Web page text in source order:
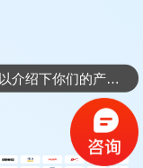
可以介绍下你们的产品么？